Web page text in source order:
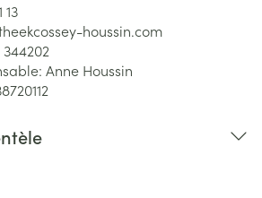
13
houssin.com
344202
Anne Houssin